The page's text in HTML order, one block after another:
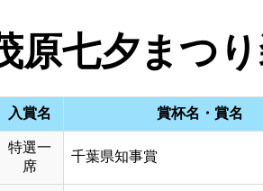
原七夕まつ
入賞名 賞杯名・賞名
特選一
席
千葉県知事賞